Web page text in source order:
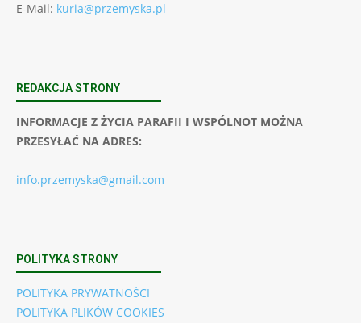
E-Mail: kuria@przemyska.pl
REDAKCJA STRONY
INFORMACJE Z ŻYCIA PARAFII I WSPÓLNOT MOŻNA
PRZESYŁAĆ NA ADRES:
info.przemyska@gmail.com
POLITYKA STRONY
POLITYKA PRYWATNOŚCI
POLITYKA PLIKÓW COOKIES